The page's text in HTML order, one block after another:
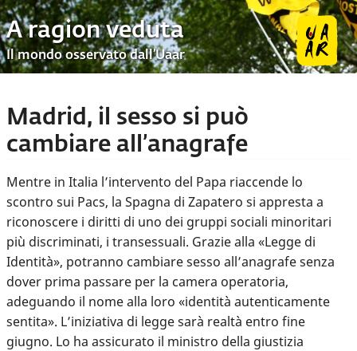
A ragion veduta
Il mondo osservato dall’Uaar
Madrid, il sesso si può
cambiare all’anagrafe
Mentre in Italia l’intervento del Papa riaccende lo
scontro sui Pacs, la Spagna di Zapatero si appresta a
riconoscere i diritti di uno dei gruppi sociali minoritari
più discriminati, i transessuali. Grazie alla «Legge di
Identità», potranno cambiare sesso all’anagrafe senza
dover prima passare per la camera operatoria,
adeguando il nome alla loro «identità autenticamente
sentita». L’iniziativa di legge sarà realtà entro fine
giugno. Lo ha assicurato il ministro della giustizia